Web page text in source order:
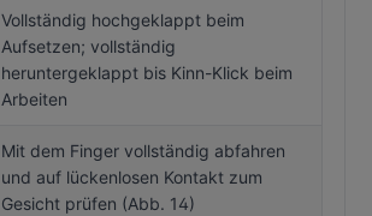
Vollständig hochgeklappt beim
Aufsetzen; vollständig
heruntergeklappt bis Kinn-Klick beim
Arbeiten
Mit dem Finger vollständig abfahren
und auf lückenlosen Kontakt zum
Gesicht prüfen (Abb. 14)